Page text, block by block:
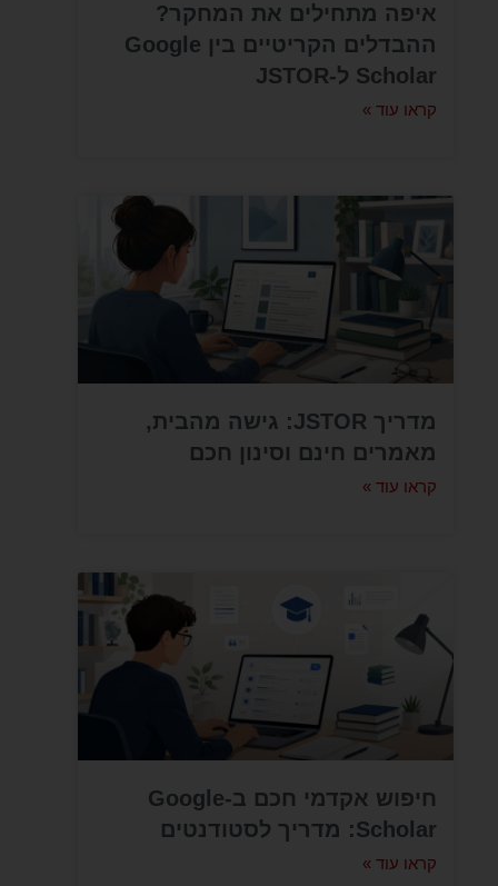
איפה מתחילים את המחקר?
ההבדלים הקריטיים בין Google
Scholar ל-JSTOR
קראו עוד »
מדריך JSTOR: גישה מהבית,
מאמרים חינם וסינון חכם
קראו עוד »
חיפוש אקדמי חכם ב-Google
Scholar: מדריך לסטודנטים
קראו עוד »